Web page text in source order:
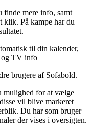
finde mere info, samt
klik. På kampe har du
til din kalender,
og TV info
brugere af Sofabold.
mulighed for at vælge
vil blive markeret
Du har som bruger
der vises i oversigten.